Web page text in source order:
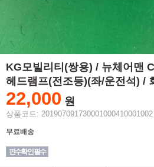
KG모빌리티(쌍용) / 뉴체어맨
헤드램프(전조등)(좌/운전석) /
22,000 원
상품코드: 201907091730001000410001002
무료배송
핀수확인 필수